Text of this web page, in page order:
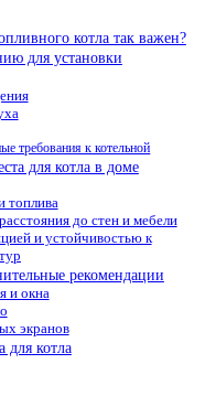
котла так важен?
для установки
требования к котельной
для котла в доме
топлива
до стен и мебели
и устойчивостью к
рекомендации
и окна
экранов
для котла